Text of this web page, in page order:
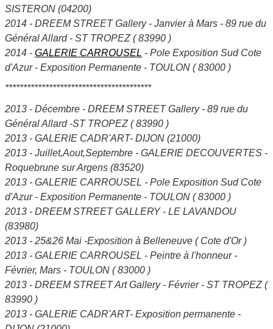
SISTERON (04200)
2014 - DREEM STREET Gallery - Janvier à Mars - 89 rue du
Général Allard - ST TROPEZ ( 83990 )
2014 - GALERIE CARROUSEL - Pole Exposition Sud Cote
d'Azur - Exposition Permanente - TOULON ( 83000 )
****************************************
2013 - Décembre - DREEM STREET Gallery - 89 rue du
Général Allard -ST TROPEZ ( 83990 )
2013 - GALERIE CADR'ART- DIJON (21000)
2013 - Juillet,Aout,Septembre - GALERIE DECOUVERTES -
Roquebrune sur Argens (83520)
2013 - GALERIE CARROUSEL - Pole Exposition Sud Cote
d'Azur - Exposition Permanente - TOULON ( 83000 )
2013 - DREEM STREET GALLERY - LE LAVANDOU
(83980)
2013 - 25&26 Mai -Exposition à Belleneuve ( Cote d'Or )
2013 - GALERIE CARROUSEL - Peintre à l'honneur -
Février, Mars - TOULON ( 83000 )
2013 - DREEM STREET Art Gallery - Février - ST TROPEZ (
83990 )
2013 - GALERIE CADR'ART- Exposition permanente -